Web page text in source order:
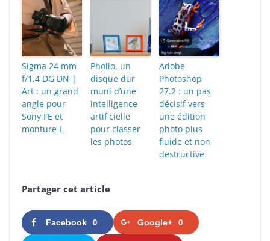
Sigma 24 mm
f/1,4 DG DN |
Art : un grand
angle pour
Sony FE et
monture L
Pholio, un
disque dur
muni d’une
intelligence
artificielle
pour classer
les photos
Adobe
Photoshop
27.2 : un pas
décisif vers
une édition
photo plus
fluide et non
destructive
Partager cet article
Facebook 0 Google+ 0